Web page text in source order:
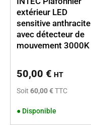
extérieur LED
sensitive anthracite
avec détecteur de
mouvement 3000K
50,00 € HT
Soit 60,00 €TTC
● Disponible